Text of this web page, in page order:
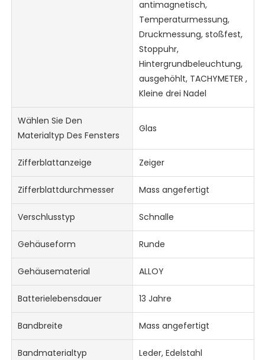
antimagnetisch,
Temperaturmessung,
Druckmessung, stoßfest,
Stoppuhr,
Hintergrundbeleuchtung,
ausgehöhlt, TACHYMETER ,
Kleine drei Nadel
Wählen Sie Den
Materialtyp Des Fensters
Glas
Zifferblattanzeige Zeiger
Zifferblattdurchmesser Mass angefertigt
Verschlusstyp Schnalle
Gehäuseform Runde
Gehäusematerial ALLOY
Batterielebensdauer 13 Jahre
Bandbreite Mass angefertigt
Bandmaterialtyp Leder, Edelstahl